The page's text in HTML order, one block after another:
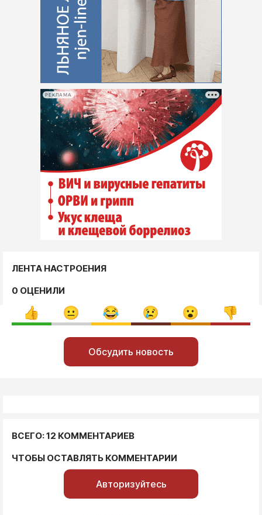
РЕКЛАМА
ЛЕНТА НАСТРОЕНИЯ
0 ОЦЕНИЛИ
Обсудить новость
ВСЕГО: 12 КОММЕНТАРИЕВ
ЧТОБЫ ОСТАВЛЯТЬ КОММЕНТАРИИ
Авторизуйтесь